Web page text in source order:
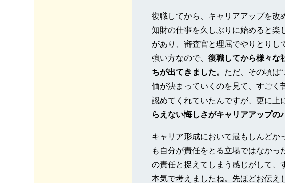
復職してから、キャリアアップを改
知財の仕事を久しぶりに始めると楽
があり、審査官と理屈でやりとりし
強い方なので、 復職してから様々な
ちが出てきました。 ただ、その頃は
価が決まっていくのを見て、すごく
認めてくれていたんですが、更に上
らえない悔しさがキャリアアップの
キャリア形成において最もしんどか
も自分が責任をとる立場ではなか
の責任と捉えてしまう感じがして、
本気で考えましたね。先ほどお伝え